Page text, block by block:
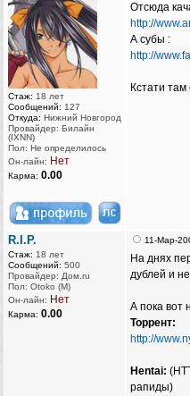
Стаж: 18 лет
Сообщений: 127
Откуда: Нижний Новгород
Провайдер: Билайн
(IXNN)
Пол: Не определилось
Он-лайн: Нет
Карма: 0.00
Отсюда
http://
А субы :
http://
Кстати
R.I.P.
Стаж: 18 лет
Сообщений: 500
Провайдер: Дом.ru
Пол: Otoko (M)
Он-лайн: Нет
Карма: 0.00
11-Мар-
На днях
дублей и
А пока вот
Торрент:
http://
Hentai:
рапиды)